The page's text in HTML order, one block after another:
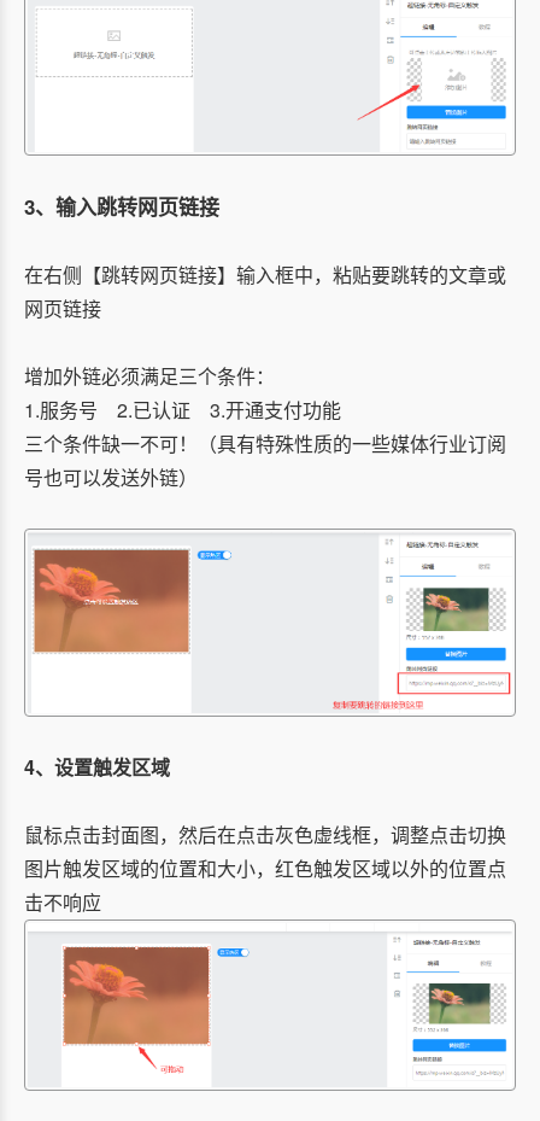
3、输入跳转网页链接
在右侧【跳转网页链接】输入框中，粘贴要跳转的文章或
网页链接
增加外链必须满足三个条件：
1.服务号 2.已认证 3.开通支付功能
三个条件缺一不可！（具有特殊性质的一些媒体行业订阅
号也可以发送外链）
4、设置触发区域
鼠标点击封面图，然后在点击灰色虚线框，调整点击切换
图片触发区域的位置和大小，红色触发区域以外的位置点
击不响应